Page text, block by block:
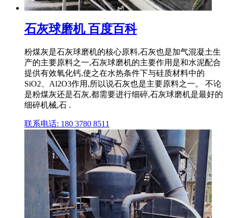
石灰球磨机 百度百科
粉煤灰是石灰球磨机的核心原料,石灰也是加气混凝土生
产的主要原料之一,石灰球磨机的主要作用是和水泥配合
提供有效氧化钙,使之在水热条件下与硅质材料中的
SiO2、Al2O3作用,所以说石灰也是主要原料之一。 不论
是粉煤灰还是石灰,都需要进行细碎,石灰球磨机是最好的
细碎机械,石 .
联系电话: 180 3780 8511